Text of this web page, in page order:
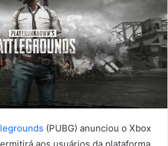
(PUBG) anunciou o Xbox